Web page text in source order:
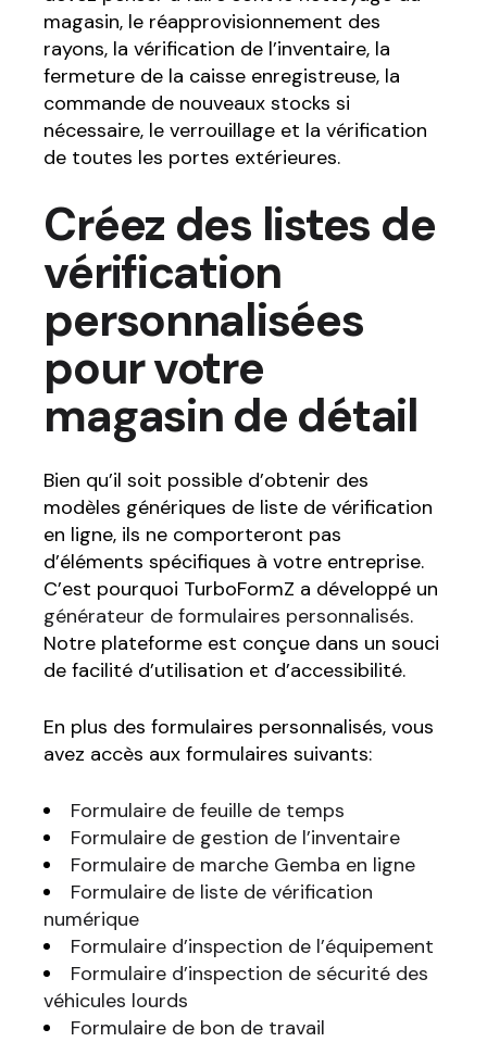
magasin, le réapprovisionnement des
rayons, la vérification de l’inventaire, la
fermeture de la caisse enregistreuse, la
commande de nouveaux stocks si
nécessaire, le verrouillage et la vérification
de toutes les portes extérieures.
Créez des listes de
vérification
personnalisées
pour votre
magasin de détail
Bien qu’il soit possible d’obtenir des
modèles génériques de liste de vérification
en ligne, ils ne comporteront pas
d’éléments spécifiques à votre entreprise.
C’est pourquoi TurboFormZ a développé un
générateur de formulaires personnalisés.
Notre plateforme est conçue dans un souci
de facilité d’utilisation et d’accessibilité.
En plus des formulaires personnalisés, vous
avez accès aux formulaires suivants:
Formulaire de feuille de temps
Formulaire de gestion de l’inventaire
Formulaire de marche Gemba en ligne
Formulaire de liste de vérification
numérique
Formulaire d’inspection de l’équipement
Formulaire d’inspection de sécurité des
véhicules lourds
Formulaire de bon de travail